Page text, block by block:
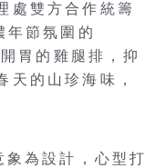
處雙方合作統籌
年節氛圍的
胃的雞腿排，抑
天的山珍海味，
為設計，心型打